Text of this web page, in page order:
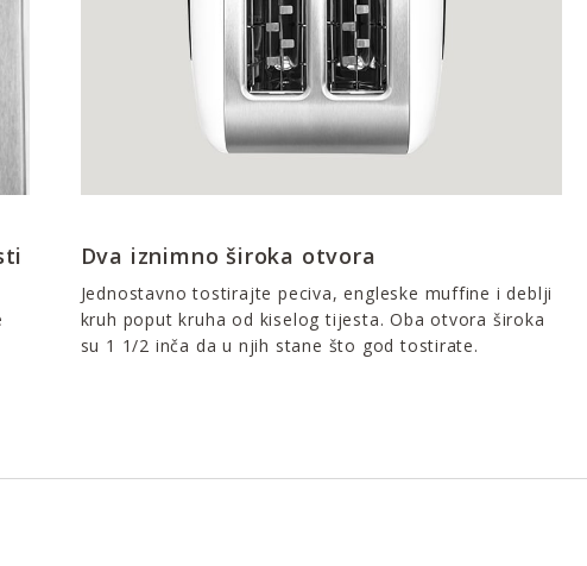
Dva iznimno široka otvora
Jednostavno tostirajte peciva, engleske muffine i deblji
kruh poput kruha od kiselog tijesta. Oba otvora široka
su 1 1/2 inča da u njih stane što god tostirate.